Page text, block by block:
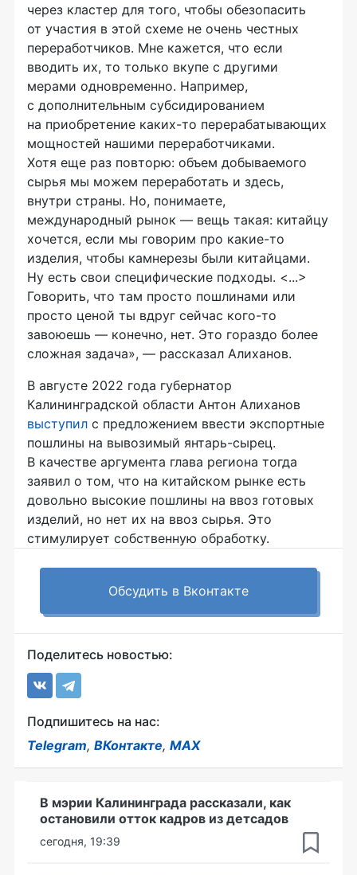
через кластер для того, чтобы обезопасить
от участия в этой схеме не очень честных
переработчиков. Мне кажется, что если
вводить их, то только вкупе с другими
мерами одновременно. Например,
с дополнительным субсидированием
на приобретение каких-то перерабатывающих
мощностей нашими переработчиками.
Хотя еще раз повторю: объем добываемого
сырья мы можем переработать и здесь,
внутри страны. Но, понимаете,
международный рынок — вещь такая: китайцу
хочется, если мы говорим про какие-то
изделия, чтобы камнерезы были китайцами.
Ну есть свои специфические подходы. <...>
Говорить, что там просто пошлинами или
просто ценой ты вдруг сейчас кого-то
завоюешь — конечно, нет. Это гораздо более
сложная задача», — рассказал Алиханов.
В августе 2022 года губернатор
Калининградской области Антон Алиханов
выступил с предложением ввести экспортные
пошлины на вывозимый янтарь-сырец.
В качестве аргумента глава региона тогда
заявил о том, что на китайском рынке есть
довольно высокие пошлины на ввоз готовых
изделий, но нет их на ввоз сырья. Это
стимулирует собственную обработку.
Обсудить в Вконтакте
Поделитесь новостью:
Подпишитесь на нас:
Telegram, ВКонтакте, MAX
В мэрии Калининграда рассказали, как
остановили отток кадров из детсадов
сегодня, 19:39